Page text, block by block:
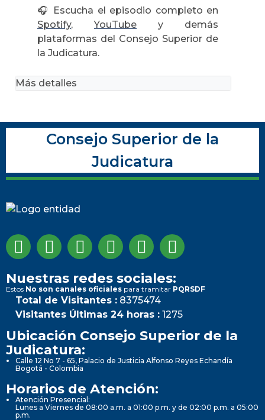
🎧
Escucha el episodio completo en
Spotify,YouTube y demás
plataformas del Consejo Superior de
la Judicatura.
Más detalles
Consejo Superior de la
Judicatura
Nuestras redes sociales:
Estos No son canales oficiales para tramitar PQRSDF
Total de Visitantes : 8375474
Visitantes Últimas 24 horas : 1275
Ubicación Consejo Superior de la
Judicatura:
Calle 12 No 7 - 65, Palacio de Justicia Alfonso Reyes Echandía
Bogotá - Colombia
Horarios de Atención:
Atención Presencial:
Lunes a Viernes de 08:00 a.m. a 01:00 p.m. y de 02:00 p.m. a 05:00
p.m.